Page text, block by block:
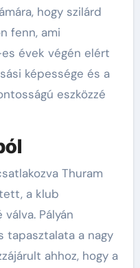
hogy szilárd
fenn, ami
évek végén elért
képessége és a
eszközzé
Thuram
a klub
Pályán
a nagy
ahhoz, hogy a